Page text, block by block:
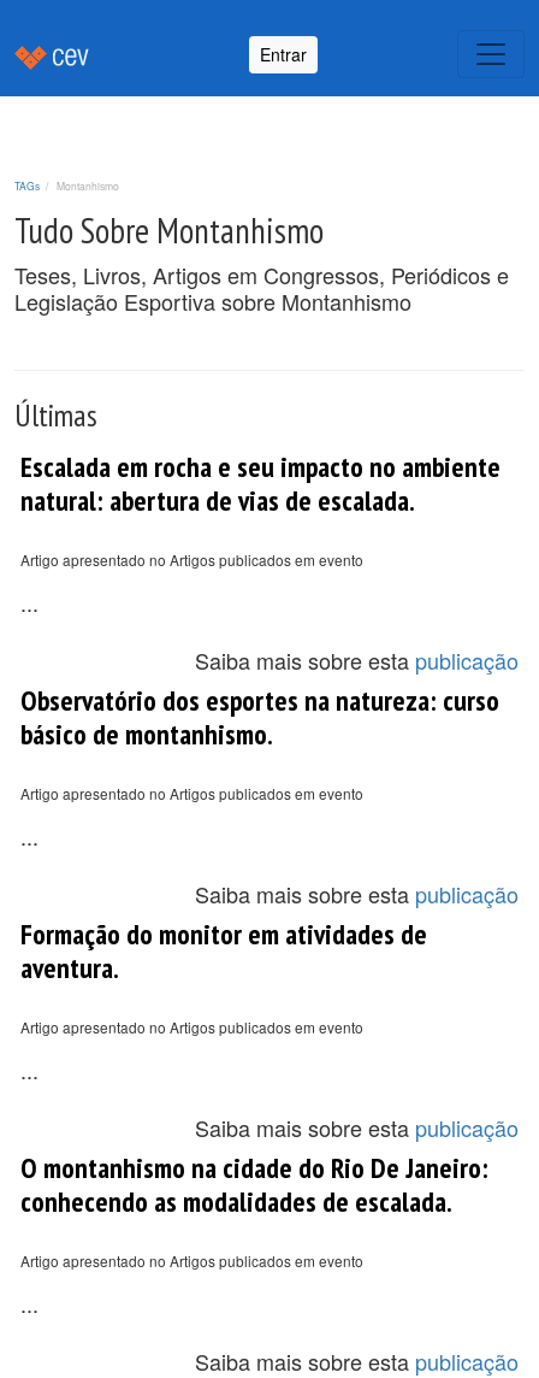
Entrar
TAGs Montanhismo
Tudo Sobre Montanhismo
Teses, Livros, Artigos em Congressos, Periódicos e
Legislação Esportiva sobre Montanhismo
Últimas
Escalada em rocha e seu impacto no ambiente
natural: abertura de vias de escalada.
Artigo apresentado no Artigos publicados em evento
...
Saiba mais sobre esta publicação
Observatório dos esportes na natureza: curso
básico de montanhismo.
Artigo apresentado no Artigos publicados em evento
...
Saiba mais sobre esta publicação
Formação do monitor em atividades de
aventura.
Artigo apresentado no Artigos publicados em evento
...
Saiba mais sobre esta publicação
O montanhismo na cidade do Rio De Janeiro:
conhecendo as modalidades de escalada.
Artigo apresentado no Artigos publicados em evento
...
Saiba mais sobre esta publicação